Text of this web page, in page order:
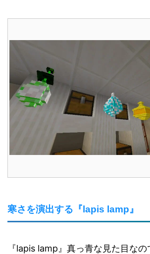
寒さを演出する『lapis lamp』
『lapis lamp』真っ青な見た目な